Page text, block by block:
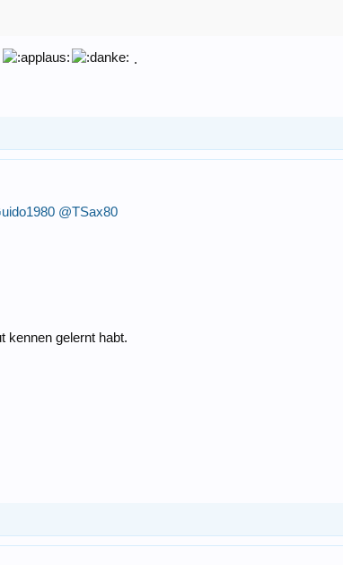
.
@TSax80
kennen gelernt habt.